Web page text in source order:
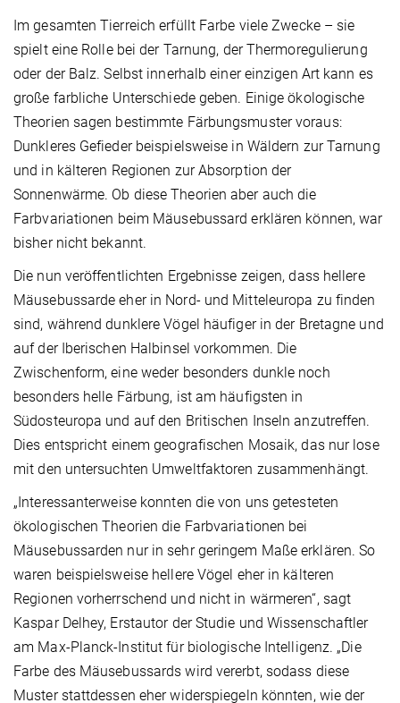
Im gesamten Tierreich erfüllt Farbe viele Zwecke – sie
spielt eine Rolle bei der Tarnung, der Thermoregulierung
oder der Balz. Selbst innerhalb einer einzigen Art kann es
große farbliche Unterschiede geben. Einige ökologische
Theorien sagen bestimmte Färbungsmuster voraus:
Dunkleres Gefieder beispielsweise in Wäldern zur Tarnung
und in kälteren Regionen zur Absorption der
Sonnenwärme. Ob diese Theorien aber auch die
Farbvariationen beim Mäusebussard erklären können, war
bisher nicht bekannt.
Die nun veröffentlichten Ergebnisse zeigen, dass hellere
Mäusebussarde eher in Nord- und Mitteleuropa zu finden
sind, während dunklere Vögel häufiger in der Bretagne und
auf der Iberischen Halbinsel vorkommen. Die
Zwischenform, eine weder besonders dunkle noch
besonders helle Färbung, ist am häufigsten in
Südosteuropa und auf den Britischen Inseln anzutreffen.
Dies entspricht einem geografischen Mosaik, das nur lose
mit den untersuchten Umweltfaktoren zusammenhängt.
„Interessanterweise konnten die von uns getesteten
ökologischen Theorien die Farbvariationen bei
Mäusebussarden nur in sehr geringem Maße erklären. So
waren beispielsweise hellere Vögel eher in kälteren
Regionen vorherrschend und nicht in wärmeren“, sagt
Kaspar Delhey, Erstautor der Studie und Wissenschaftler
am Max-Planck-Institut für biologische Intelligenz. „Die
Farbe des Mäusebussards wird vererbt, sodass diese
Muster stattdessen eher widerspiegeln könnten, wie der